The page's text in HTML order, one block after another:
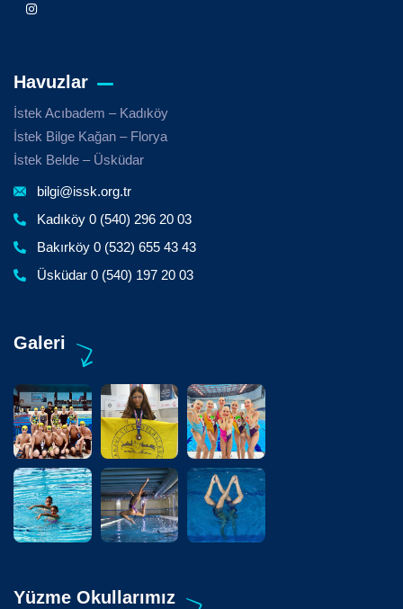
Havuzlar
İstek Acıbadem – Kadıköy
İstek Bilge Kağan – Florya
İstek Belde – Üsküdar
bilgi@issk.org.tr
Kadıköy 0 (540) 296 20 03
Bakırköy 0 (532) 655 43 43
Üsküdar 0 (540) 197 20 03
Galeri
Yüzme Okullarımız